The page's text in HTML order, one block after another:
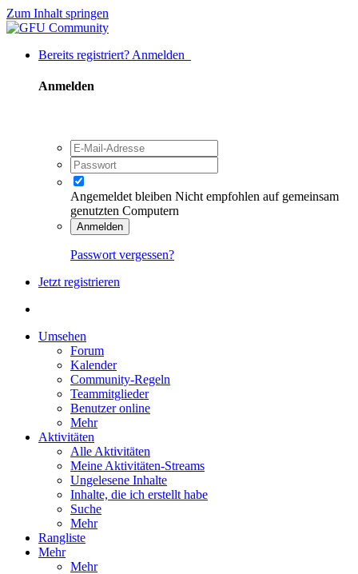
Zum Inhalt springen
Bereits registriert? Anmelden
Anmelden
Angemeldet bleiben Nicht empfohlen auf gemeinsam
genutzten Computern
Anmelden
Passwort vergessen?
Jetzt registrieren
Umsehen
Forum
Kalender
Community-Regeln
Teammitglieder
Benutzer online
Mehr
Aktivitäten
Alle Aktivitäten
Meine Aktivitäten-Streams
Ungelesene Inhalte
Inhalte, die ich erstellt habe
Suche
Mehr
Rangliste
Mehr
Mehr